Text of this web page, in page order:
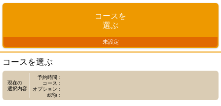
コースを
選ぶ
未設定
コースを選ぶ
現在の
選択内容
予約時間：
コース：
オプション：
総額：